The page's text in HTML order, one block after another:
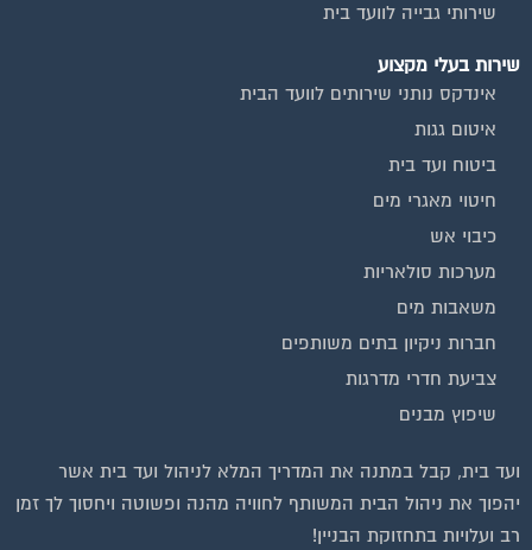
שירותי גבייה לוועד בית
שירות בעלי מקצוע
אינדקס נותני שירותים לוועד הבית
איטום גגות
ביטוח ועד בית
חיטוי מאגרי מים
כיבוי אש
מערכות סולאריות
משאבות מים
חברות ניקיון בתים משותפים
צביעת חדרי מדרגות
שיפוץ מבנים
ועד בית, קבל במתנה את המדריך המלא לניהול ועד בית אשר
יהפוך את ניהול הבית המשותף לחוויה מהנה ופשוטה ויחסוך לך זמן
רב ועלויות בתחזוקת הבניין!